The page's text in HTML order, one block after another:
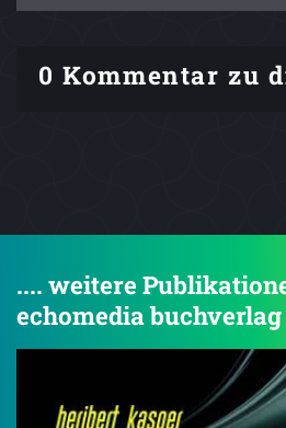
0 Kommentar zu
.... weitere
echomedia buchverlag